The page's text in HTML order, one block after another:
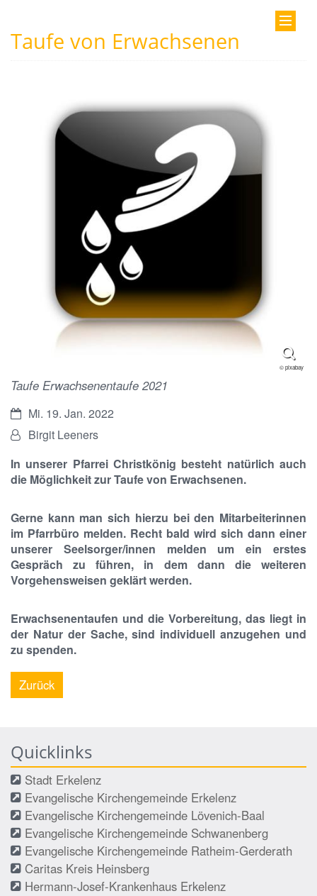
Taufe von Erwachsenen
© pixabay
Taufe Erwachsenentaufe 2021
Datum:Mi. 19. Jan. 2022
Von:Birgit Leeners
In unserer Pfarrei Christkönig besteht natürlich auch
die Möglichkeit zur Taufe von Erwachsenen.
Gerne kann man sich hierzu bei den Mitarbeiterinnen
im Pfarrbüro melden. Recht bald wird sich dann einer
unserer Seelsorger/innen melden um ein erstes
Gespräch zu führen, in dem dann die weiteren
Vorgehensweisen geklärt werden.
Erwachsenentaufen und die Vorbereitung, das liegt in
der Natur der Sache, sind individuell anzugehen und
zu spenden.
Zurück
Quicklinks
Stadt Erkelenz
Evangelische Kirchengemeinde Erkelenz
Evangelische Kirchengemeinde Lövenich-Baal
Evangelische Kirchengemeinde Schwanenberg
Evangelische Kirchengemeinde Ratheim-Gerderath
Caritas Kreis Heinsberg
Hermann-Josef-Krankenhaus Erkelenz